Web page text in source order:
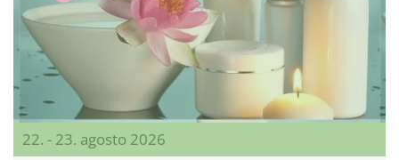
22. - 23. agosto 2026